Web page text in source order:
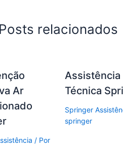
Posts relacionados
Ar
/ Por
Assistência
Técnica
Springer
springer